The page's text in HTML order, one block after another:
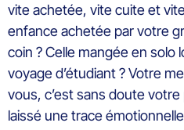
vite achetée, vite cuite et
enfance achetée par votre
coin ? Celle mangée en solo
voyage d’étudiant ? Votre
vous, c’est sans doute
laissé une trace